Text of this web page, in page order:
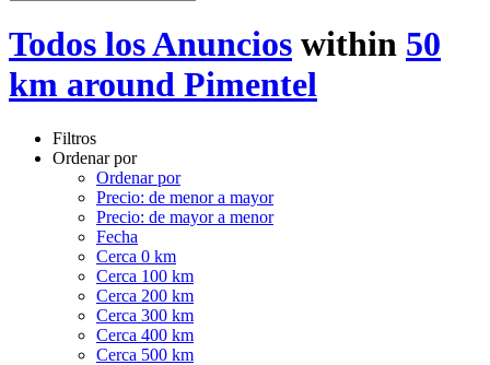
Todos los Anuncios within 50
km around Pimentel
Filtros
Ordenar por
Ordenar por
Precio: de menor a mayor
Precio: de mayor a menor
Fecha
Cerca 0 km
Cerca 100 km
Cerca 200 km
Cerca 300 km
Cerca 400 km
Cerca 500 km